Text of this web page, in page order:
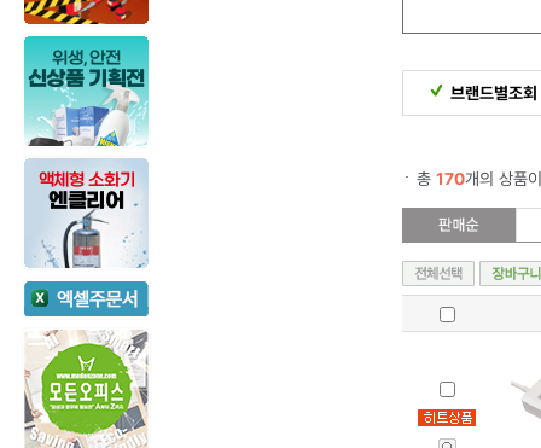
브랜드별조회
총 170개의 상품